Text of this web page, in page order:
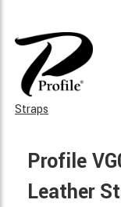
Straps
Profile
Leather